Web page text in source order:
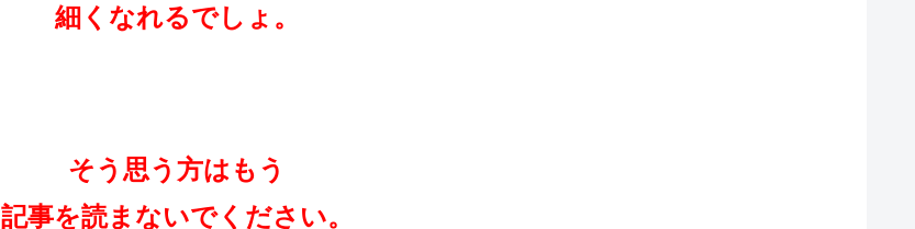
細くなれるでしょ。
そう思う方は もう
記事を読まないでください。